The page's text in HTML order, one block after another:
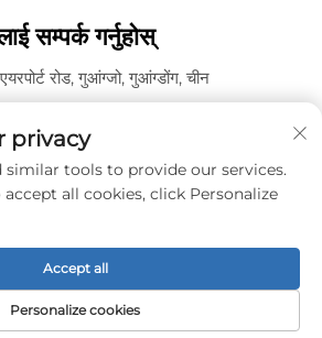
सम्पर्क गर्नुहोस्
रोड, गुआंग्जो, गुआंग्डोंग, चीन
18475997413
मिनवेई पीवीए सेल्स कम्पनी, लिमिटेड द्वारा। -
गोपनीयता नीति
privacy
similar tools to provide our services.
all cookies, click Personalize
Personalize cookies
Accept all